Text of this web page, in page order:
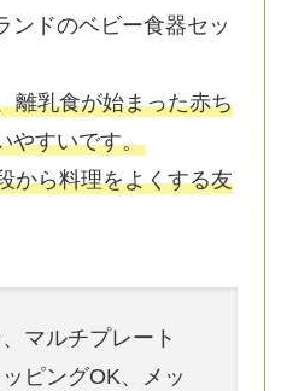
ンドのベビー食器セッ
離乳食が始まった赤ち
やすいです。
から料理をよくする友
マルチプレート
ピングOK、メッ